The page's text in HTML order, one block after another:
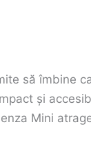
să îmbine
și
Mini